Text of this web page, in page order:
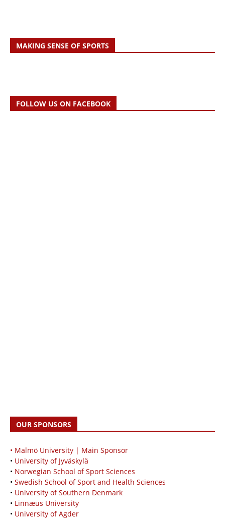
MAKING SENSE OF SPORTS
FOLLOW US ON FACEBOOK
OUR SPONSORS
• Malmö University | Main Sponsor
• University of Jyväskylä
• Norwegian School of Sport Sciences
• Swedish School of Sport and Health Sciences
• University of Southern Denmark
• Linnæus University
• University of Agder